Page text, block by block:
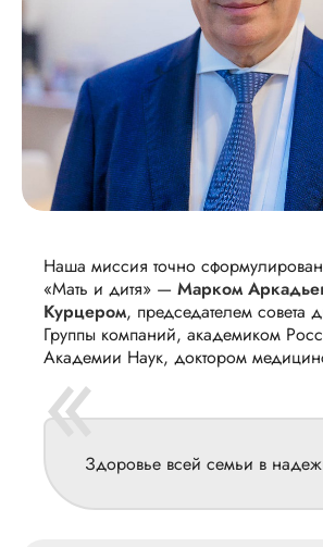
Наша миссия точно
«Мать и дитя» — Марком
Курцером, председателем совета
Группы компаний, академиком
Академии Наук, доктором
«Здоровье всей семьи в